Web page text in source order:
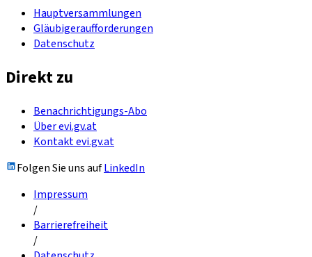
Hauptversammlungen
Gläubigeraufforderungen
Datenschutz
Direkt zu
Benachrichtigungs-Abo
Über evi.gv.at
Kontakt evi.gv.at
Folgen Sie uns aufLinkedIn
Impressum
/
Barrierefreiheit
/